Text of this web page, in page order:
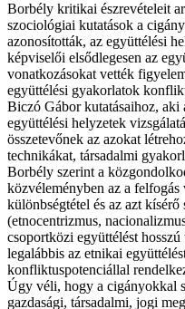
Borbély kritikai észrevételeit
szociológiai kutatások a
azonosították, az együttélési
képviselői elsődlegesen az
vonatkozásokat vették
együttélési gyakorlatok
Biczó Gábor kutatásaihoz, aki
együttélési helyzetek
összetevőnek az azokat
technikákat, társadalmi
Borbély szerint a
közvéleményben az a
különbségtétel és az azt
(etnocentrizmus,
csoportközi együttélést
legalábbis az etnikai
konfliktuspotenciállal
Úgy véli, hogy a cigányokkal
gazdasági, társadalmi, jogi